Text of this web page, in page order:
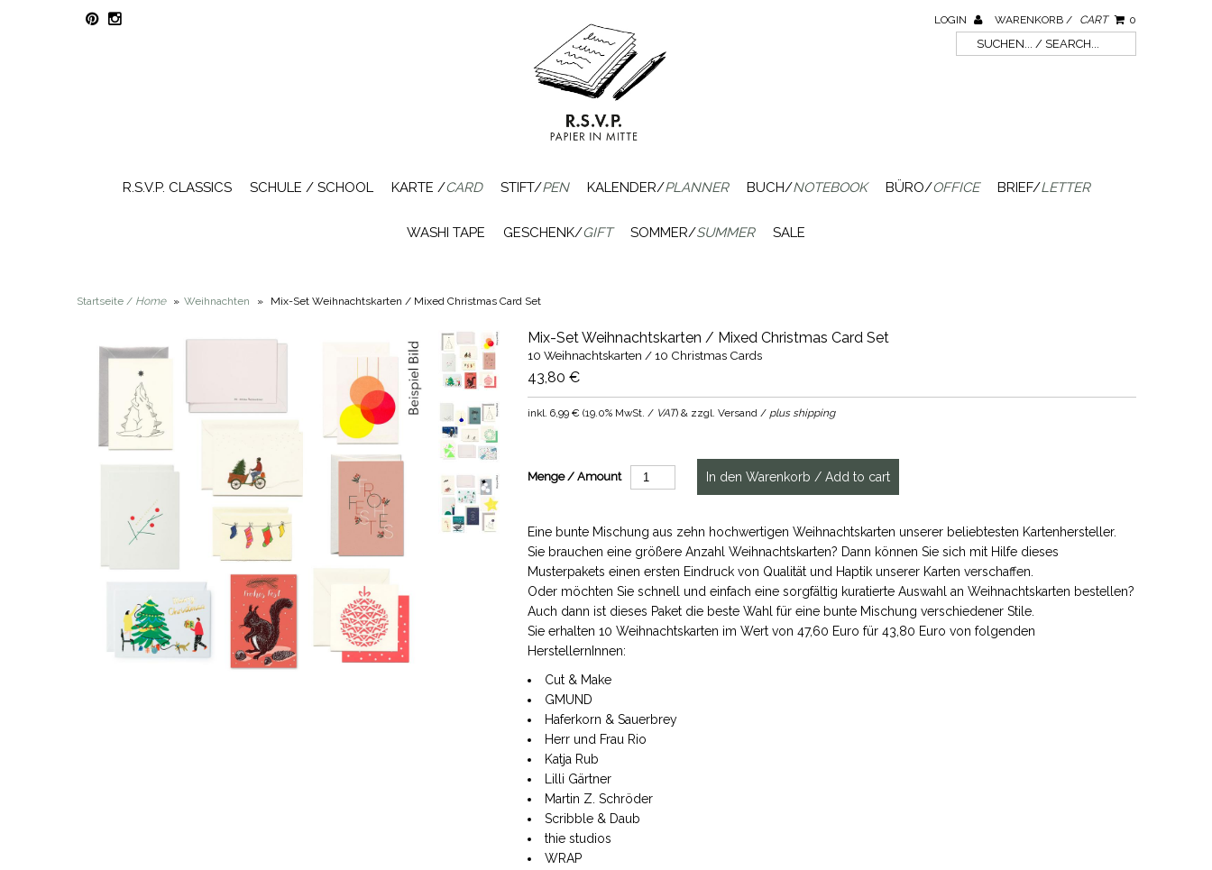
LOGIN WARENKORB / CART 0
R.S.V.P. CLASSICS SCHULE / SCHOOL KARTE /CARD STIFT/PEN KALENDER/PLANNER BUCH/NOTEBOOK BÜRO/OFFICE BRIEF/LETTER
WASHI TAPE GESCHENK/GIFT SOMMER/SUMMER SALE
Startseite / Home » Weihnachten » Mix-Set Weihnachtskarten / Mixed Christmas Card Set
Mix-Set Weihnachtskarten / Mixed Christmas Card Set
10 Weihnachtskarten / 10 Christmas Cards
43,80 €
inkl. 6,99 € (19.0% MwSt. / VAT) & zzgl. Versand / plus shipping
Menge / Amount
Eine bunte Mischung aus zehn hochwertigen Weihnachtskarten unserer beliebtesten Kartenhersteller.
Sie brauchen eine größere Anzahl Weihnachtskarten? Dann können Sie sich mit Hilfe dieses
Musterpakets einen ersten Eindruck von Qualität und Haptik unserer Karten verschaffen.
Oder möchten Sie schnell und einfach eine sorgfältig kuratierte Auswahl an Weihnachtskarten bestellen?
Auch dann ist dieses Paket die beste Wahl für eine bunte Mischung verschiedener Stile.
Sie erhalten 10 Weihnachtskarten im Wert von 47,60 Euro für 43,80 Euro von folgenden
HerstellernInnen:
Cut & Make
GMUND
Haferkorn & Sauerbrey
Herr und Frau Rio
Katja Rub
Lilli Gärtner
Martin Z. Schröder
Scribble & Daub
thie studios
WRAP